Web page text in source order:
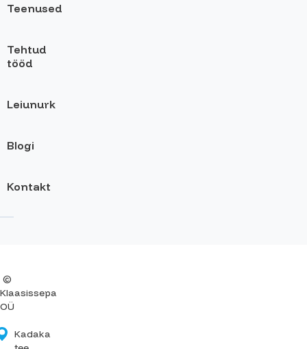
Teenused
Tehtud
tööd
Leiunurk
Blogi
Kontakt
©
Klaasissepa
OÜ
Kadaka